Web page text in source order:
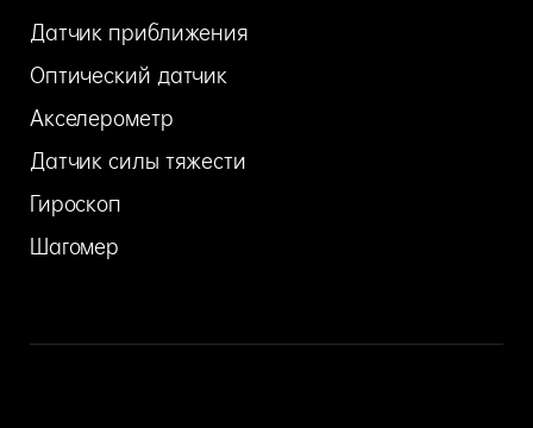
Датчик приближения
Оптический датчик
Акселерометр
Датчик силы тяжести
Гироскоп
Шагомер